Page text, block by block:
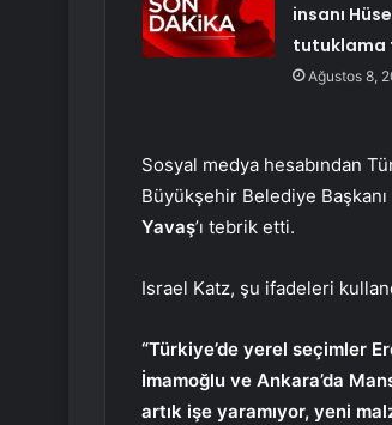
insanı
tutuklama
Ağustos 8,
Sosyal medya hesabından
Büyükşehir Belediye Başkanı
Yavaş’ı tebrik etti.
Israel Katz, şu ifadeleri
“Türkiye’de yerel seçimler
İmamoğlu ve Ankara’da
artık işe yaramıyor, yeni